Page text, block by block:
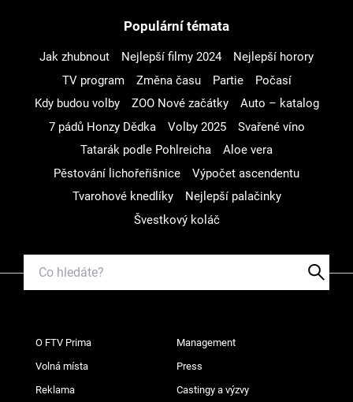
Populární témata
Jak zhubnout Nejlepší filmy 2024
Nejlepší horory
TV program
Změna času Partie
Počasí
Kdy budou volby
ZOO Nové začátky
Auto – katalog
7 pádů Honzy Dědka
Volby 2025
Svařené víno
Tatarák podle Pohlreicha
Aloe vera
Pěstování lichořeřišnice
Výpočet ascendentu
Tvarohové knedlíky
Nejlepší palačinky
Švestkový koláč
O FTV Prima Management
Volná místa Press
Reklama Castingy a výzvy